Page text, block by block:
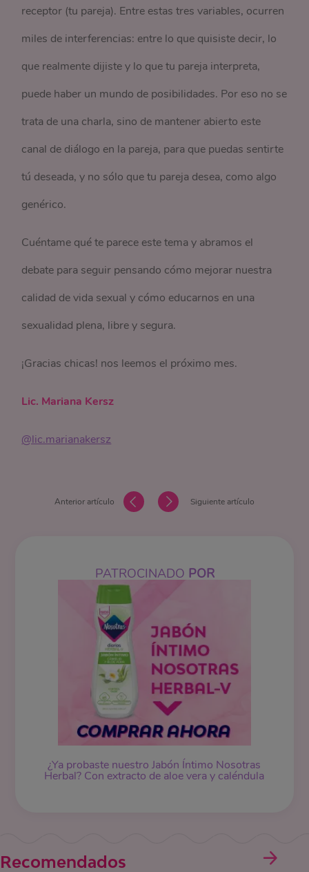
receptor (tu pareja). Entre estas tres variables, ocurren
miles de interferencias: entre lo que quisiste decir, lo
que realmente dijiste y lo que tu pareja interpreta,
puede haber un mundo de posibilidades. Por eso no se
trata de una charla, sino de mantener abierto este
canal de diálogo en la pareja, para que puedas sentirte
tú deseada, y no sólo que tu pareja desea, como algo
genérico.
Cuéntame qué te parece este tema y abramos el
debate para seguir pensando cómo mejorar nuestra
calidad de vida sexual y cómo educarnos en una
sexualidad plena, libre y segura.
¡Gracias chicas! nos leemos el próximo mes.
Lic. Mariana Kersz
@lic.marianakersz
Anterior artículo Siguiente artículo
PATROCINADO POR
¿Ya probaste nuestro Jabón Íntimo Nosotras
Herbal? Con extracto de aloe vera y caléndula
Recomendados